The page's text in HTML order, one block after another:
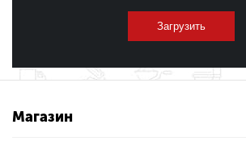
Загрузить
Магазин